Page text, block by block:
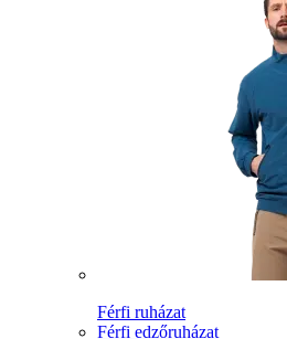
Férfi ruházat
Férfi edzőruházat